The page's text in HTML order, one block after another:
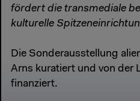
fördert die transmediale
kulturelle
Die Sonderausstellung
Arns kuratiert und von der
finanziert.